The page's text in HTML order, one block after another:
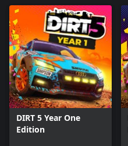
DIRT 5 Year One
Edition